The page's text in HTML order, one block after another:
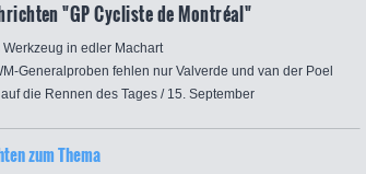
"GP Cycliste de Montréal"
in edler Machart
Generalproben fehlen nur Valverde und van der Poel
die Rennen des Tages / 15. September
zum Thema